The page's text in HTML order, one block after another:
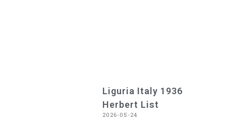
Liguria Italy 1936
Herbert List
2026-05-24